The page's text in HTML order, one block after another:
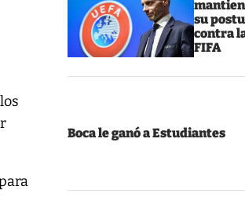
su
contra
FIFA
Boca le ganó a Estudiantes